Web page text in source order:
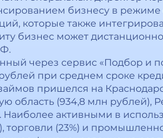
бизнесу в
которые также
бизнес может
через сервис «Подбор и
при среднем сроке
пришелся на
область (934,8 млн
Наиболее активными в
(23%) и